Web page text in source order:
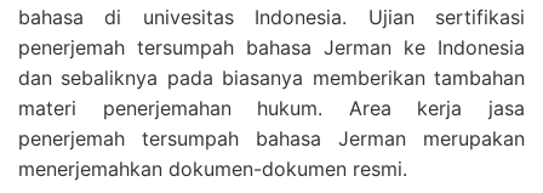
bahasa di univesitas Indonesia. Ujian sertifikasi
penerjemah tersumpah bahasa Jerman ke Indonesia
dan sebaliknya pada biasanya memberikan tambahan
materi penerjemahan hukum. Area kerja jasa
penerjemah tersumpah bahasa Jerman merupakan
menerjemahkan dokumen-dokumen resmi.